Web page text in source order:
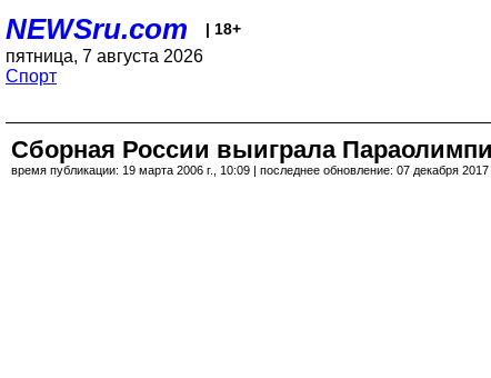
NEWSru.com | 18+
пятница, 7 августа 2026
Спорт
Сборная России выиграла
время публикации: 19 марта 2006 г., 10:09 | последнее обновление: 07 декабря 2017